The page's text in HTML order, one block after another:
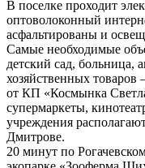
В поселке проходит
оптоволоконный
асфальтированы и
Самые необходимые
детский сад, больница,
хозяйственных товаров
от КП «Космынка
супермаркеты,
учреждения
Дмитрове.
20 минут по